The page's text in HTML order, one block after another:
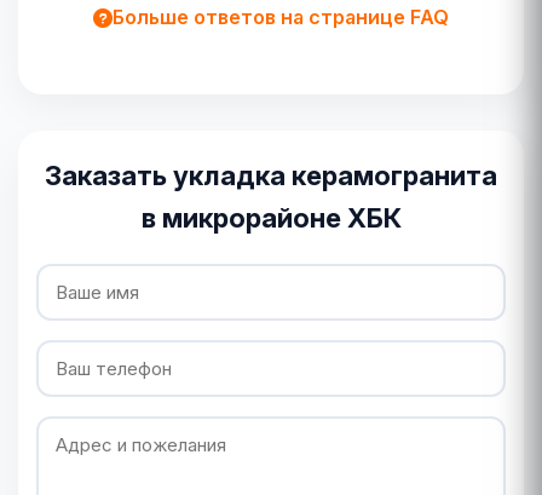
Больше ответов на странице FAQ
Заказать укладка керамогранита
в микрорайоне ХБК